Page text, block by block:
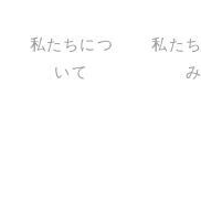
私たちにつ
いて
私たちについて
私た
み